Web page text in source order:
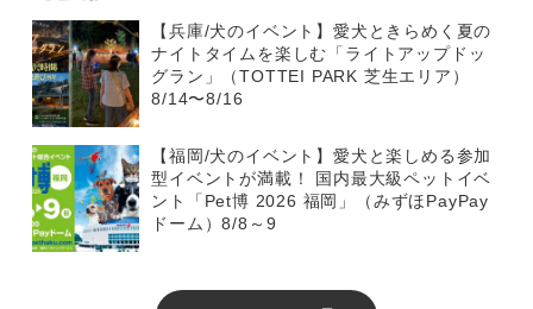
【兵庫/犬のイベント】愛犬ときらめく夏の
ナイトタイムを楽しむ「ライトアップドッ
グラン」（TOTTEI PARK 芝生エリア）
8/14〜8/16
【福岡/犬のイベント】愛犬と楽しめる参加
型イベントが満載！ 国内最大級ペットイベ
ント「Pet博 2026 福岡」（みずほPayPay
ドーム）8/8～9